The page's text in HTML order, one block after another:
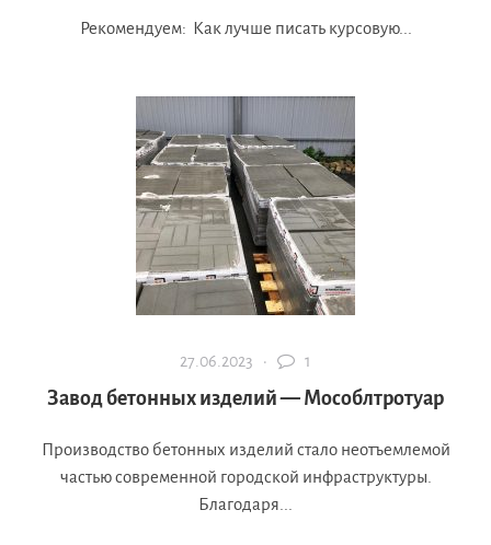
Рекомендуем: Как лучше писать курсовую...
27.06.2023 · 1
Завод бетонных изделий — Мособлтротуар
Производство бетонных изделий стало неотъемлемой
частью современной городской инфраструктуры.
Благодаря...